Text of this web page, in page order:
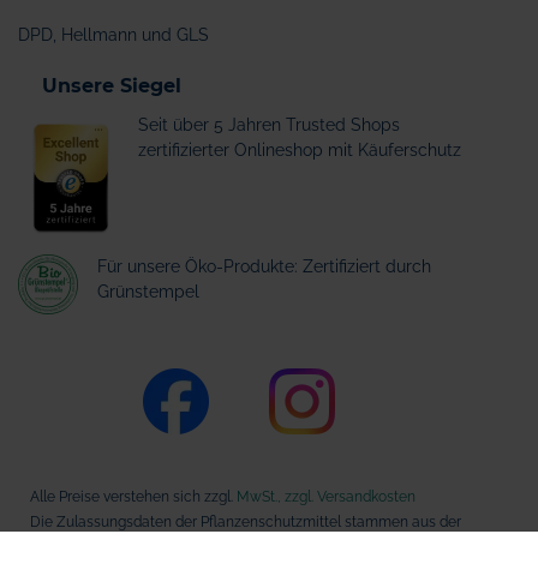
DPD, Hellmann und GLS
Unsere Siegel
Seit über 5 Jahren Trusted Shops
zertifizierter Onlineshop mit Käuferschutz
Für unsere Öko-Produkte: Zertifiziert durch
Grünstempel
Alle Preise verstehen sich zzgl. MwSt., zzgl. Versandkosten
Die Zulassungsdaten der Pflanzenschutzmittel stammen aus der